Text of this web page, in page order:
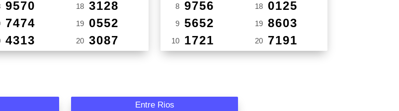
9570
7474
4313
18 3128
19 0552
20 3087
8 9756
9 5652
10 1721
18 0125
19 8603
20 7191
Entre Rios